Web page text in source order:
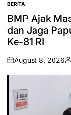
POSTED
IN
BERITA
BMP Ajak
dan Jaga
Ke-81 RI
on
August 8, 2026